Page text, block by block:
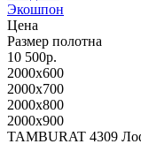
Экошпон
Цена
Размер полотна
10 500р.
2000x600
2000x700
2000x800
2000x900
TAMBURAT 4309